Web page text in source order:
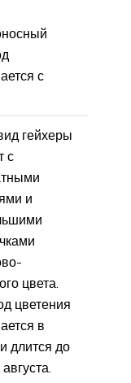
с
гейхеры
с
и
цвета.
цветения
в
длится до